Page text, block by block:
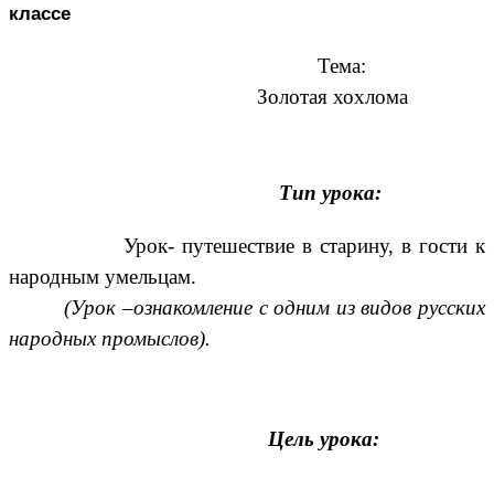
классе
Тема:
Золотая хохлома
Тип урока:
Урок- путешествие в старину, в гости к
народным умельцам.
(Урок –ознакомление с одним из видов русских
народных промыслов).
Цель урока: